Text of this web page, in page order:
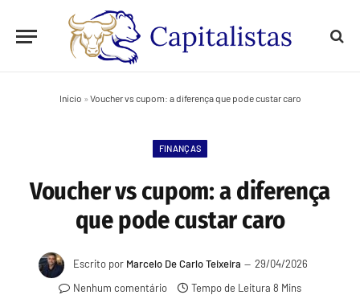
Início » Voucher vs cupom: a diferença que pode custar caro
FINANÇAS
Voucher vs cupom: a diferença
que pode custar caro
Escrito por Marcelo De Carlo Teixeira
29/04/2026
Nenhum comentário
Tempo de Leitura 8 Mins